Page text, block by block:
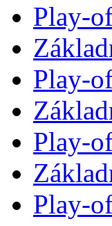
Play-
Play-
Play-
Play-